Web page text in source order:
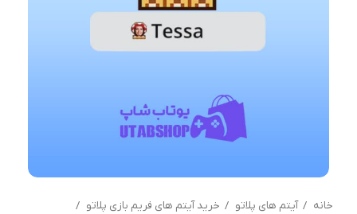
خانه آیتم های پلاتو
خرید آیتم های فریم بازی پلاتو